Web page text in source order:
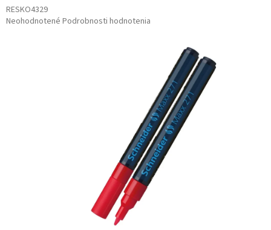
RESKO4329
Priemerné
Neohodnotené Podrobnosti hodnotenia